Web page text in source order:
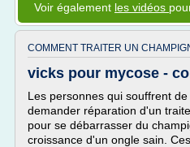
Voir également les vidéos
COMMENT TRAITER UN
vicks pour mycose -
Les personnes qui souffrent
demander réparation d'un
pour se débarrasser du
croissance d'un ongle sain.